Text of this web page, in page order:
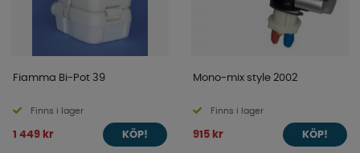
Fiamma Bi-Pot 39
Finns i lager
1 449 kr KÖP!
Mono-mix style 2002
Finns i lager
915 kr KÖP!